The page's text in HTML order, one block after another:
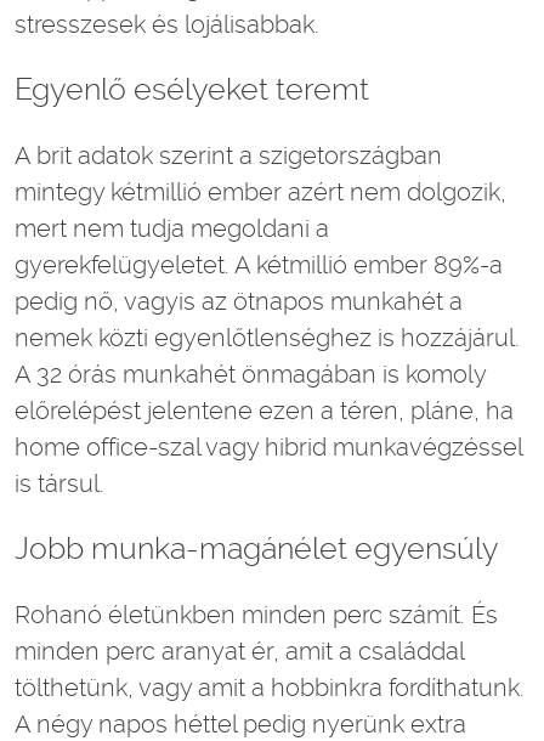
stresszesek és lojálisabbak.
Egyenlő esélyeket teremt
A brit adatok szerint a szigetországban
mintegy kétmillió ember azért nem dolgozik,
mert nem tudja megoldani a
gyerekfelügyeletet. A kétmillió ember 89%-a
pedig nő, vagyis az ötnapos munkahét a
nemek közti egyenlőtlenséghez is hozzájárul.
A 32 órás munkahét önmagában is komoly
előrelépést jelentene ezen a téren, pláne, ha
home office-szal vagy hibrid munkavégzéssel
is társul.
Jobb munka-magánélet egyensúly
Rohanó életünkben minden perc számít. És
minden perc aranyat ér, amit a családdal
tölthetünk, vagy amit a hobbinkra fordíthatunk.
A négy napos héttel pedig nyerünk extra